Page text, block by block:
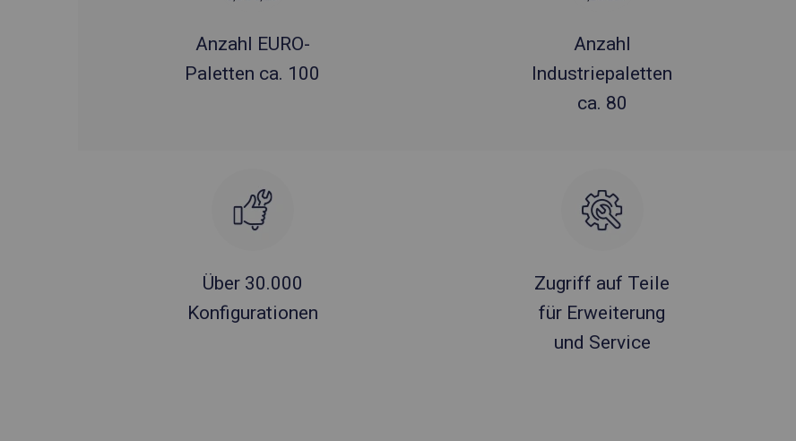
Anzahl EURO-
Paletten ca. 100
Anzahl
Industriepaletten
ca. 80
Über 30.000
Konfigurationen
Zugriff auf Teile
für Erweiterung
und Service